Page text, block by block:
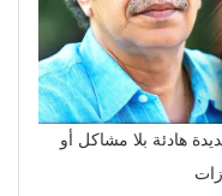
هادئة بلا مشاكل أو